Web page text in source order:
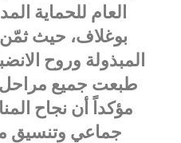
العام للحماية
بوغلاف، حيث ثمّن
المبذولة وروح
طبعت جميع مراحل
مؤكداً أن نجاح
جماعي وتنسيق